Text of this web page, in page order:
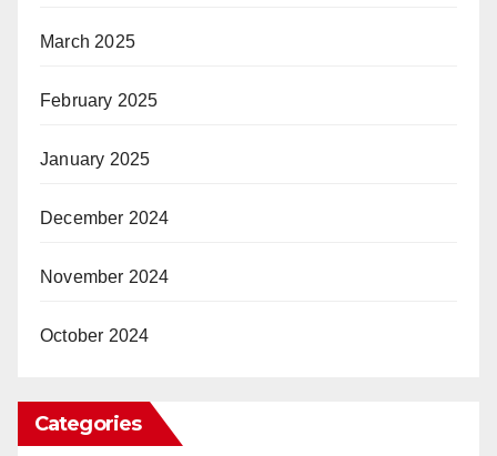
March 2025
February 2025
January 2025
December 2024
November 2024
October 2024
Categories